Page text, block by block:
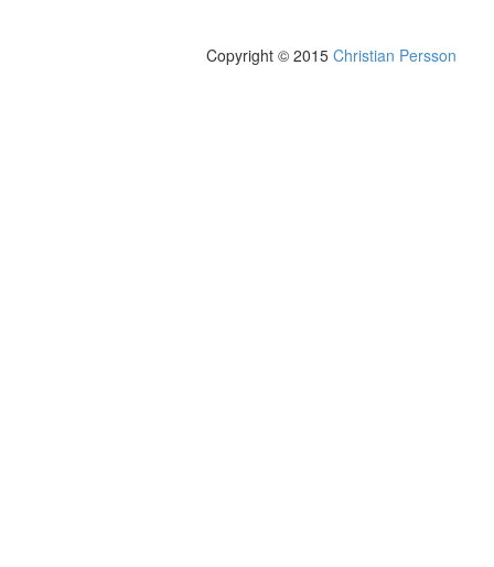
Copyright © 2015 Christian Persson